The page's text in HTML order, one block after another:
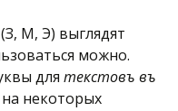
М, Э) выглядят
можно.
для текстовъ въ
некоторых